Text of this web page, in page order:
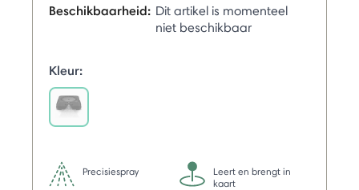
Beschikbaarheid: Dit artikel is momenteel
niet beschikbaar
Kleur:
Precisiespray
Leert en brengt in
kaart